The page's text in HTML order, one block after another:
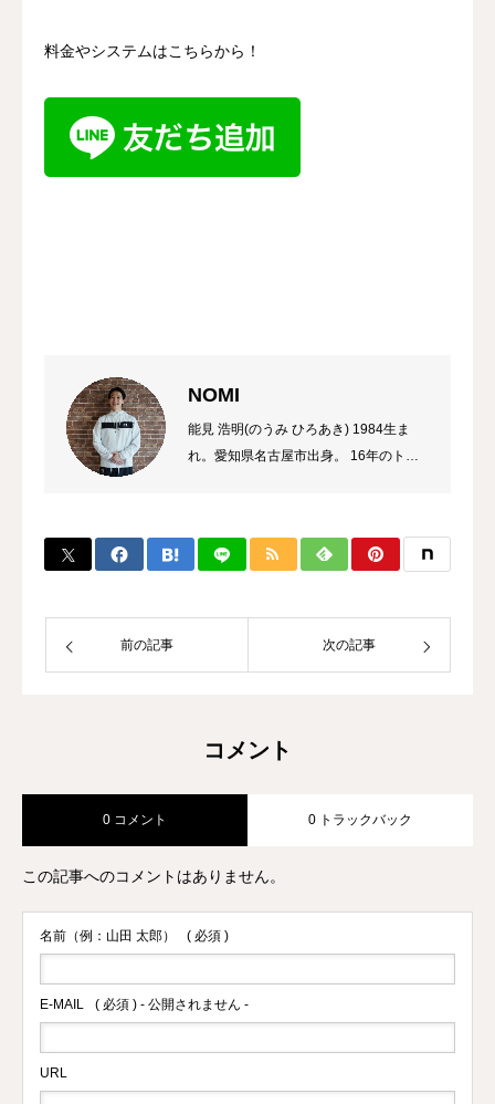
料金やシステムはこちらから！
NOMI
能見 浩明(のうみ ひろあき) 1984生ま
れ。愛知県名古屋市出身。 16年のトレ
のプロ選手の試合経験などから初心者か
ら選手まで、高い指導力に定評があり、
キックボクシング界初のコンサルタント
として、ジム運営やトレーナー育成にも
力を入れている。
前の記事 次の記事
コメント
0 コメント 0 トラックバック
この記事へのコメントはありません。
名前（例：山田 太郎） ( 必須 )
E-MAIL ( 必須 ) - 公開されません -
URL